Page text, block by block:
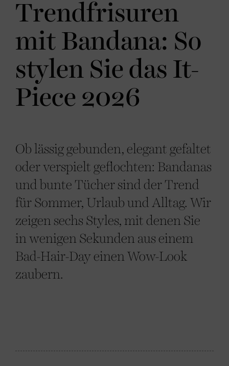
Trendfrisuren
mit Bandana: So
stylen Sie das It-
Piece 2026
Ob lässig gebunden, elegant gefaltet
oder verspielt geflochten: Bandanas
und bunte Tücher sind der Trend
für Sommer, Urlaub und Alltag. Wir
zeigen sechs Styles, mit denen Sie
in wenigen Sekunden aus einem
Bad-Hair-Day einen Wow-Look
zaubern.